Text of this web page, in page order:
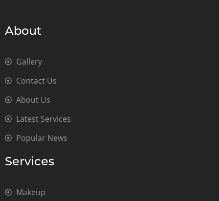
About
Gallery
Contact Us
About Us
Latest Services
Popular News
Services
Makeup